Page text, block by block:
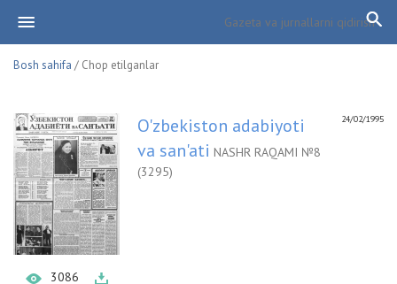
Bosh sahifa / Chop etilganlar
3086
24/02/1995
O'zbekiston adabiyoti
va san'ati NASHR RAQAMI №8
(3295)